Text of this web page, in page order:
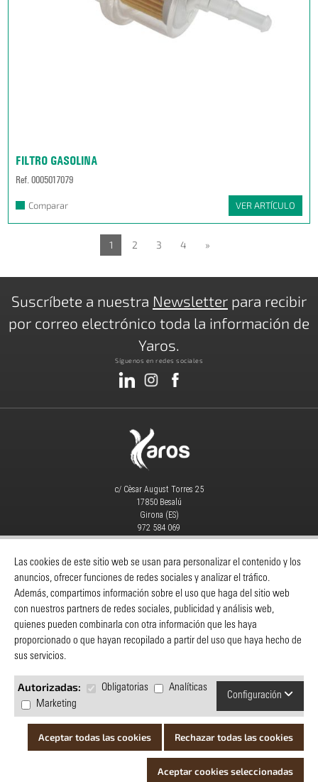
Las cookies de este sitio web se usan para personalizar el contenido y los
anuncios, ofrecer funciones de redes sociales y analizar el tráfico.
Además, compartimos información sobre el uso que haga del sitio web
con nuestros partners de redes sociales, publicidad y análisis web,
quienes pueden combinarla con otra información que les haya
proporcionado o que hayan recopilado a partir del uso que haya hecho de
sus servicios.
Autorizadas: Obligatorias
Analíticas
Marketing
Configuración
Aceptar todas las cookies Rechazar todas las cookies
Aceptar cookies seleccionadas
FILTRO GASOLINA
Ref. 0005017079
Comparar VER ARTÍCULO
1 2 3 4 »
Suscríbete a nuestra Newsletter para recibir
por correo electrónico toda la información de
Yaros.
Síguenos en redes sociales
c/ Cèsar August Torres 25
17850 Besalú
Girona (ES)
972 584 069
MAQUINARIA|CONSUMIBLES|
Catálogos-Despieces Y Manuales-
Servicio Técnico-Noticias-Contacto
INFORMACIÓN
Servicio al cliente
© Yaros | Todos los derechos reservados |Aviso legal|Cookies|